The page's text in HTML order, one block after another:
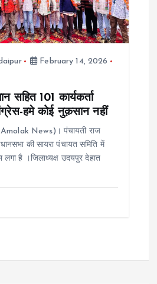
February 14, 2026
सहित 101 कार्यकर्ता
हमे कोई नुक़सान नहीं
News)। पंचायती राज
की सायरा पंचायत समिति में
है ।जिलाध्यक्ष उदयपुर देहात